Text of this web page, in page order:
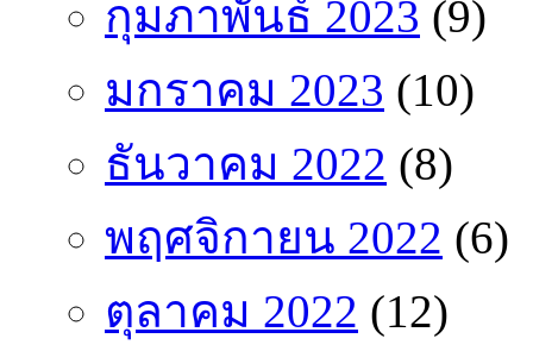
กุมภาพันธ์ 2023 (9)
มกราคม 2023 (10)
ธันวาคม 2022 (8)
พฤศจิกายน 2022 (6)
ตุลาคม 2022 (12)